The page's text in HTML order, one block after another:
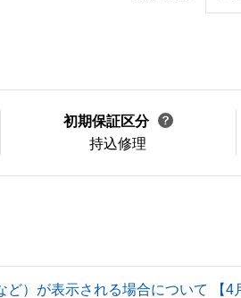
初期保証区分
持込修理
）が表示される場合について 【4